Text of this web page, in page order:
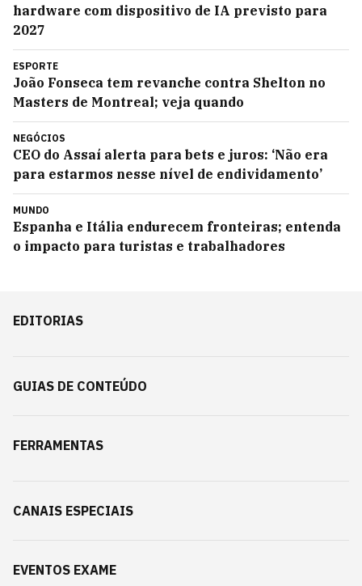
hardware com dispositivo de IA previsto para
2027
ESPORTE
João Fonseca tem revanche contra Shelton no
Masters de Montreal; veja quando
NEGÓCIOS
CEO do Assaí alerta para bets e juros: ‘Não era
para estarmos nesse nível de endividamento’
MUNDO
Espanha e Itália endurecem fronteiras; entenda
o impacto para turistas e trabalhadores
EDITORIAS
GUIAS DE CONTEÚDO
FERRAMENTAS
CANAIS ESPECIAIS
EVENTOS EXAME